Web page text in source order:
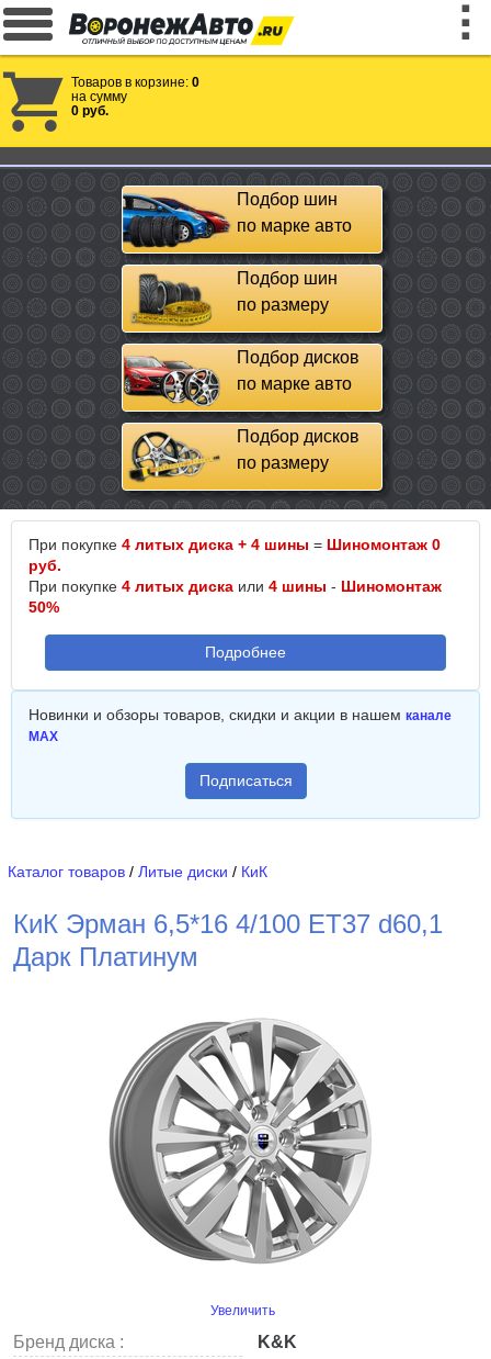
Товаров в корзине: 0
на сумму
0 руб.
Подбор шин
по марке авто
Подбор шин
по размеру
Подбор дисков
по марке авто
Подбор дисков
по размеру
При покупке 4 литых диска + 4 шины = Шиномонтаж 0
руб.
При покупке 4 литых диска или 4 шины - Шиномонтаж
50%
Подробнее
Новинки и обзоры товаров, скидки и акции в нашем канале
MAX
Подписаться
Каталог товаров / Литые диски / КиК
КиК Эрман 6,5*16 4/100 ET37 d60,1
Дарк Платинум
Увеличить
Бренд диска :
K&K